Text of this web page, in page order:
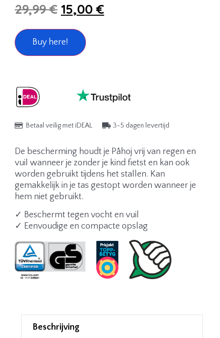
29,99€ 15,00€
Buy here!
Betaal veilig met iDEAL 3-5 dagen levertijd
De bescherming houdt je Påhoj vrij van regen en
vuil wanneer je zonder je kind fietst en kan ook
worden gebruikt tijdens het stallen. Kan
gemakkelijk in je tas gestopt worden wanneer je
hem niet gebruikt.
✓ Beschermt tegen vocht en vuil
✓ Eenvoudige en compacte opslag
Beschrijving